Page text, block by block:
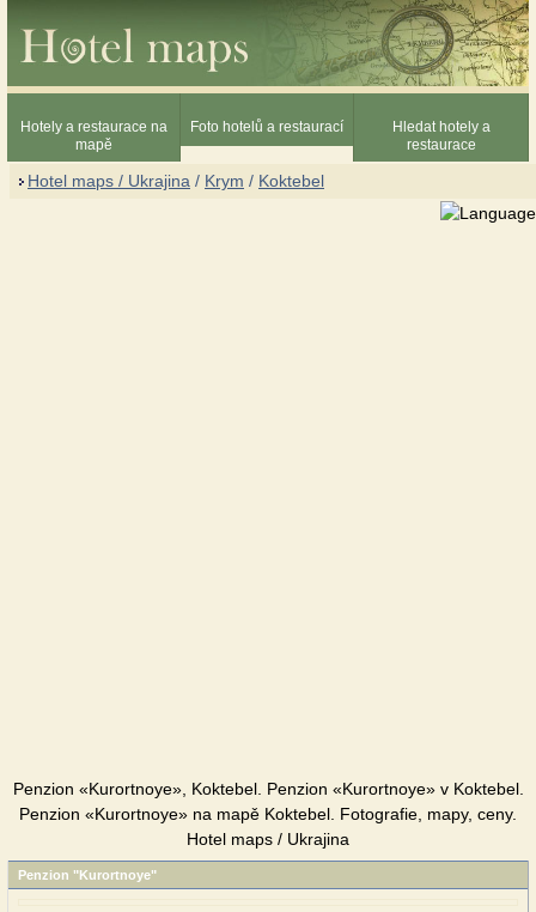
Hotely a restaurace na
mapě
Foto hotelů a restaurací
Hledat hotely a
restaurace
Hotel maps / Ukrajina / Krym / Koktebel
Penzion «Kurortnoye», Koktebel. Penzion «Kurortnoye» v Koktebel.
Penzion «Kurortnoye» na mapě Koktebel. Fotografie, mapy, ceny.
Hotel maps / Ukrajina
Penzion "Kurortnoye"